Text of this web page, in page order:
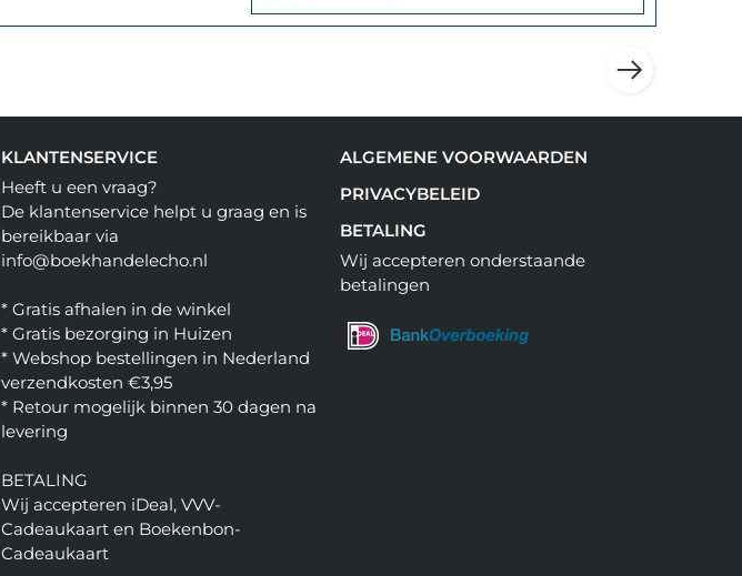
KLANTENSERVICE
Heeft u een vraag?
De klantenservice helpt u graag en is
bereikbaar via
info@boekhandelecho.nl
* Gratis afhalen in de winkel
* Gratis bezorging in Huizen
* Webshop bestellingen in Nederland
verzendkosten €3,95
* Retour mogelijk binnen 30 dagen na
levering
BETALING
Wij accepteren iDeal, VVV-
Cadeaukaart en Boekenbon-
Cadeaukaart
ALGEMENE VOORWAARDEN
PRIVACYBELEID
BETALING
Wij accepteren onderstaande
betalingen